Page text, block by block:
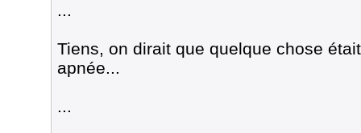
...
Tiens, on dirait que quelque chose
apnée...
...